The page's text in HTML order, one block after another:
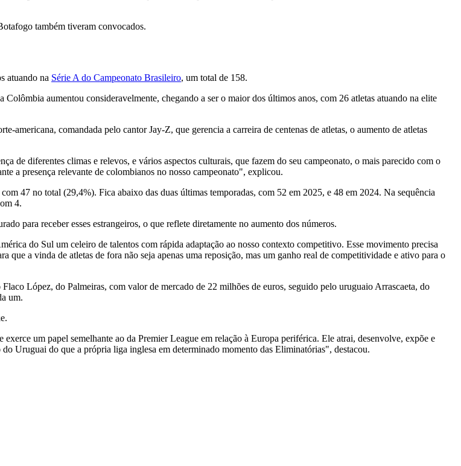
também tiveram convocados.
atuando na Série A do Campeonato Brasileiro, um total de 158.
aumentou consideravelmente, chegando a ser o maior dos últimos anos, com 26 atletas atuando na elite
americana, comandada pelo cantor Jay-Z, que gerencia a carreira de centenas de atletas, o aumento de atletas
de diferentes climas e relevos, e vários aspectos culturais, que fazem do seu campeonato, o mais parecido com o
a presença relevante de colombianos no nosso campeonato", explicou.
47 no total (29,4%). Fica abaixo das duas últimas temporadas, com 52 em 2025, e 48 em 2024. Na sequência
4.
para receber esses estrangeiros, o que reflete diretamente no aumento dos números.
do Sul um celeiro de talentos com rápida adaptação ao nosso contexto competitivo. Esse movimento precisa
que a vinda de atletas de fora não seja apenas uma reposição, mas um ganho real de competitividade e ativo para o
López, do Palmeiras, com valor de mercado de 22 milhões de euros, seguido pelo uruguaio Arrascaeta, do
um.
um papel semelhante ao da Premier League em relação à Europa periférica. Ele atrai, desenvolve, expõe e
Uruguai do que a própria liga inglesa em determinado momento das Eliminatórias", destacou.